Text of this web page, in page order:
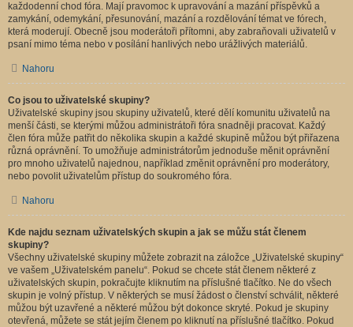
každodenní chod fóra. Mají pravomoc k upravování a mazání příspěvků a
zamykání, odemykání, přesunování, mazání a rozdělování témat ve fórech,
která moderují. Obecně jsou moderátoři přítomni, aby zabraňovali uživatelů v
psaní mimo téma nebo v posílání hanlivých nebo urážlivých materiálů.
Nahoru
Co jsou to uživatelské skupiny?
Uživatelské skupiny jsou skupiny uživatelů, které dělí komunitu uživatelů na
menší části, se kterými můžou administrátoři fóra snadněji pracovat. Každý
člen fóra může patřit do několika skupin a každé skupině můžou být přiřazena
různá oprávnění. To umožňuje administrátorům jednoduše měnit oprávnění
pro mnoho uživatelů najednou, například změnit oprávnění pro moderátory,
nebo povolit uživatelům přístup do soukromého fóra.
Nahoru
Kde najdu seznam uživatelských skupin a jak se můžu stát členem
skupiny?
Všechny uživatelské skupiny můžete zobrazit na záložce „Uživatelské skupiny“
ve vašem „Uživatelském panelu“. Pokud se chcete stát členem některé z
uživatelských skupin, pokračujte kliknutím na příslušné tlačítko. Ne do všech
skupin je volný přístup. V některých se musí žádost o členství schválit, některé
můžou být uzavřené a některé můžou být dokonce skryté. Pokud je skupiny
otevřená, můžete se stát jejím členem po kliknutí na příslušné tlačítko. Pokud